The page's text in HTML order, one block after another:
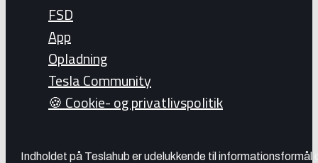
FSD
App
Opladning
Tesla Community
🍪 Cookie- og privatlivspolitik
Indholdet på Teslahub er udelukkende til